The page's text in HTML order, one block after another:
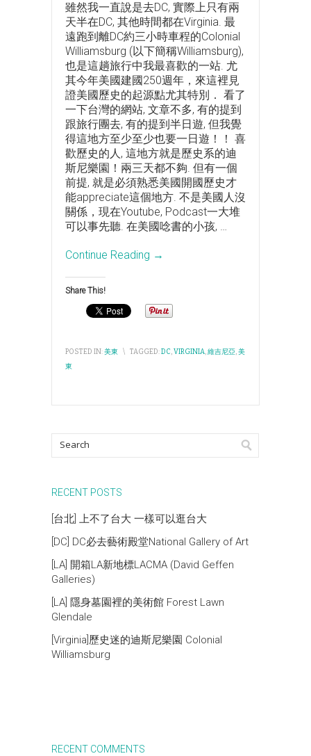
雖然我一直說是去DC, 實際上只有兩
天半在DC, 其他時間都在Virginia. 最
遠跑到離DC約三小時車程的Colonial
Williamsburg (以下簡稱Williamsburg),
也是這趟旅行中我最喜歡的一站. 尤
其今年美國建國250週年，來這裡見
證美國歷史的起源點尤其特別． 看了
一下台灣的網站, 文章不多, 有的提到
跟旅行團去, 有的提到半日遊, 但我覺
得這地方至少至少也要一日遊！！ 喜
歡歷史的人, 這地方就是歷史系的迪
斯尼樂園！兩三天都不夠. 但有一個
前提, 就是必須熟悉美國開國歷史才
能appreciate這個地方. 不是美國人沒
關係，現在Youtube, Podcast一大堆
可以事先聽. 在美國唸書的小孩, …
Continue Reading →
Share This!
POSTED IN:美東 \ TAGGED:DC, VIRGINIA,維吉尼亞,美
東
RECENT POSTS
[台北] 上不了台大 一樣可以逛台大
[DC] DC必去藝術殿堂National Gallery of Art
[LA] 開箱LA新地標LACMA (David Geffen
Galleries)
[LA] 隱身墓園裡的美術館 Forest Lawn
Glendale
[Virginia]歷史迷的迪斯尼樂園 Colonial
Williamsburg
RECENT COMMENTS